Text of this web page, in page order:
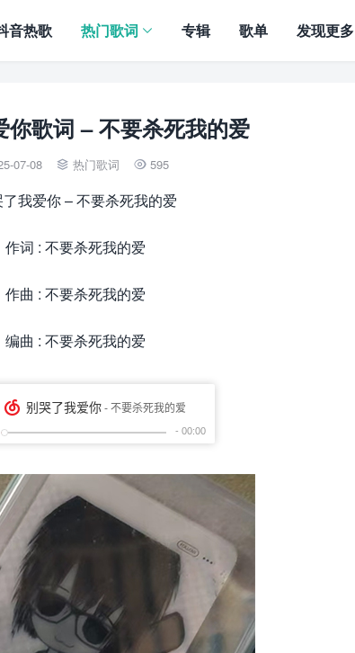
音热歌 热门歌词 专辑 歌单 发现更多
你歌词 – 不要杀死我的爱
07-08  热门歌词  595
了我爱你 – 不要杀死我的爱
作词 : 不要杀死我的爱
作曲 : 不要杀死我的爱
编曲 : 不要杀死我的爱